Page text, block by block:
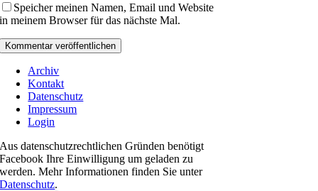
Speicher meinen Namen, Email und Website
in meinem Browser für das nächste Mal.
Archiv
Kontakt
Datenschutz
Impressum
Login
Aus datenschutzrechtlichen Gründen benötigt
Facebook Ihre Einwilligung um geladen zu
werden. Mehr Informationen finden Sie unter
Datenschutz.